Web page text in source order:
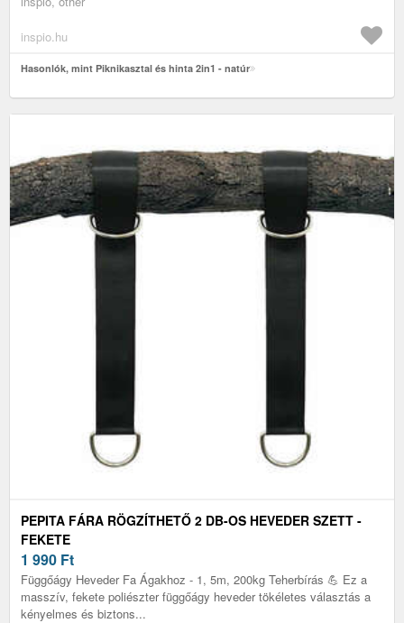
inspio.hu
Hasonlók, mint Piknikasztal és hinta 2in1 - natúr
PEPITA FÁRA RÖGZÍTHETŐ 2 DB-OS HEVEDER SZETT -
FEKETE
1 990 Ft
Függőágy Heveder Fa Ágakhoz - 1, 5m, 200kg Teherbírás 💪 Ez a
masszív, fekete poliészter függőágy heveder tökéletes választás a
kényelmes és biztons...